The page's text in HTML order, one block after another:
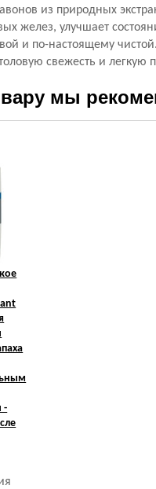
из природных
желез, улучшает
и по-настоящему чистой.
свежесть и легкую
мы
-